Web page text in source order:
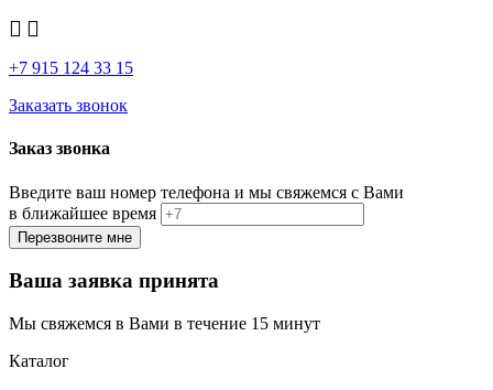
+7 915 124 33 15
Заказать звонок
Заказ звонка
Введите ваш номер телефона и мы свяжемся с Вами
в ближайшее время
Ваша заявка принята
Мы свяжемся в Вами в течение 15 минут
Каталог